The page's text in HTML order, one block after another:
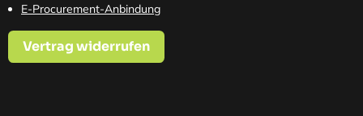
E-Procurement-Anbindung
Vertrag widerrufen